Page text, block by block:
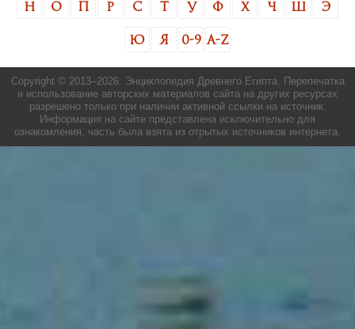
Н О Р С Т У Ф Х Ч Э
Ю Я 0-9 A-Z
Copyright © 2013–2026. Энциклопедия Древнего Египта. Перепечатка
и использование авторских материалов сайта на других ресурсах
разрешено только при наличии активной ссылки на источник.
Информация на сайте представлена исключительно для
ознакомления, часть была взята из отрытых источников интернета.